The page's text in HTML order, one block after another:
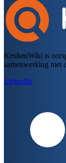
KeukenWiki is
samenwerking met
LinkedIn